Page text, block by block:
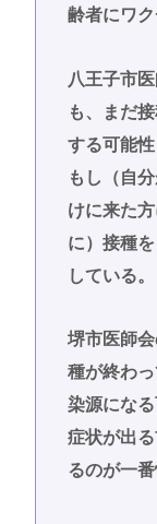
齢者にワク
八王子市
も、まだ
する可能性
もし（自
けに来た
に）接種
している。
堺市医師
種が終わ
染源になる
症状が出
るのが一